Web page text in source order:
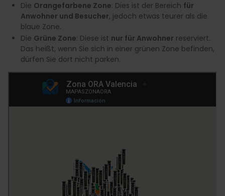
Die Orangefarbene Zone: Dies ist der Bereich für
Anwohner und Besucher, jedoch etwas teurer als die
blaue Zone.
Die Grüne Zone: Diese ist nur für Anwohner reserviert.
Das heißt, wenn Sie sich in einer grünen Zone befinden,
dürfen Sie dort nicht parken.